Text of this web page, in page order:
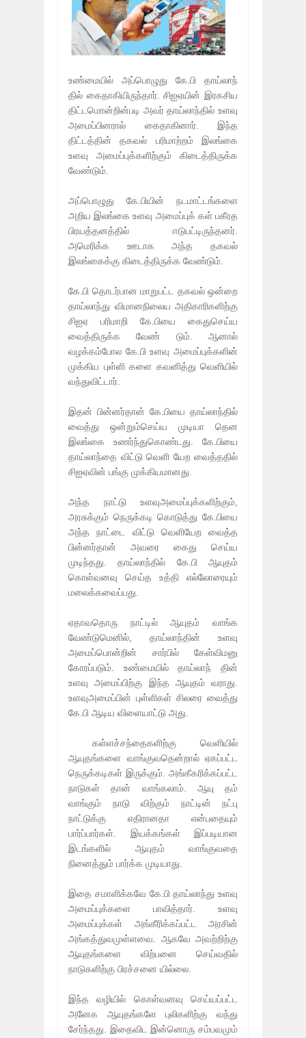
உண்மையில் அப்பொழுது கே.பி தாய்லாந்
தில் கைதாகியிருந்தார். சிஐஏயின் இரகசிய
திட்டமொன்றின்படி அவர் தாய்லாந்தில் உளவு
அமைப்பினரால் கைதாகினார். இந்த
திட்டத்தின் தகவல் பரிமாற்றம் இலங்கை
உளவு அமைப்புக்களிற்கும் கிடைத்திருக்க
வேண்டும்.
அப்பொழுது கே.பியின் நடமாட்டங்களை
அறிய இலங்கை உளவு அமைப்புக் கள் பகீரத
பிரயத்தனத்தில் ஈடுபட்டிருந்தனர்.
அமெரிக்க ஊடாக அந்த தகவல்
இலங்கைக்கு கிடைத்திருக்க வேண்டும்.
கே.பி தொடர்பான மாறுபட்ட தகவல் ஒன்றை
தாய்லாந்து விமானநிலைய அதிகாரிகளிற்கு
சிஐஏ பரிமாறி கே.பியை கைதுசெய்ய
வைத்திருக்க வேண் டும். ஆனால்
வழக்கம்போல கே.பி உளவு அமைப்புக்களின்
முக்கிய புள்ளி களை கவனித்து வெளியில்
வந்துவிட்டார்.
இதன் பின்னர்தான் கே.பியை தாய்லாந்தில்
வைத்து ஒன்றும்செய்ய முடியா தென
இலங்கை உணர்ந்துகொண்டது. கே.பியை
தாய்லாந்தை விட்டு வெளி யேற வைத்ததில்
சிஐஏவின் பங்கு முக்கியமானது.
அந்த நாட்டு உளவுஅமைப்புக்களிற்கும்,
அரசுக்கும் நெருக்கடி கொடுத்து கே.பியை
அந்த நாட்டை விட்டு வெளியேற வைத்த
பின்னர்தான் அவரை கைது செய்ய
முடிந்தது. தாய்லாந்தில் கே.பி ஆயுதம்
கொள்வனவு செய்த உத்தி எல்லோரையும்
மலைக்கவைப்பது.
ஏதாவதொரு நாட்டில் ஆயுதம் வாங்க
வேண்டுமெனில், தாய்லாந்தின் உளவு
அமைப்பொன்றின் சார்பில் கேள்விமனு
கோரப்படும். உண்மையில் தாய்லாந் தின்
உளவு அமைப்பிற்கு இந்த ஆயுதம் வராது.
உளவுஅமைப்பின் புள்ளிகள் சிலரை வைத்து
கே.பி ஆடிய விளையாட்டு அது.
கள்ளச்சந்தைகளிற்கு வெளியில்
ஆயுதங்களை வாங்குவதென்றால் ஏகப்பட்ட
நெருக்கடிகள் இருக்கும். அங்கீகரிக்கப்பட்ட
நாடுகள் தான் வாங்கலாம். ஆயு தம்
வாங்கும் நாடு விற்கும் நாட்டின் நட்பு
நாட்டுக்கு எதிரானதா என்பதையும்
பார்ப்பார்கள். இயக்கங்கள் இப்படியான
இடங்களில் ஆயுதம் வாங்குவதை
நினைத்தும் பார்க்க முடியாது.
இதை சமாளிக்கவே கே.பி தாய்லாந்து உளவு
அமைப்புக்களை பாவித்தார். உளவு
அமைப்புக்கள் அங்கீரிக்கப்பட்ட அரசின்
அங்கத்துவமுள்ளவை. ஆகவே அவற்றிற்கு
ஆயுதங்களை விற்பனை செய்வதில்
நாடுகளிற்கு பிரச்சனை யில்லை.
இந்த வழியில் கொள்வனவு செய்யப்பட்ட
அனேக ஆயுதங்களே புலிகளிற்கு வந்து
சேர்ந்தது. இதைவிட இன்னொரு சம்பவமும்